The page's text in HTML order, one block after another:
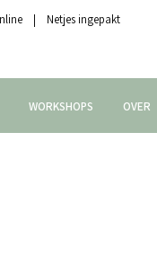
| Netjes ingepakt
WORKSHOPS OVER